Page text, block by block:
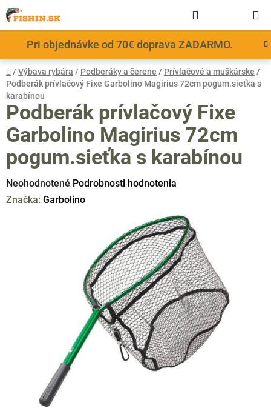
Prejsť
na
obsah
Pri objednávke od 70€ doprava ZADARMO.
KOŠÍK
Domov
/ Výbava rybára / Podberáky a čerene / Prívlačové a muškárske /
Podberák prívlačový Fixe Garbolino Magirius 72cm pogum.sieťka s
karabínou
Podberák prívlačový Fixe
Garbolino Magirius 72cm
pogum.sieťka s karabínou
Priemerné
hodnotenie
Neohodnotené Podrobnosti hodnotenia
Značka: Garbolino